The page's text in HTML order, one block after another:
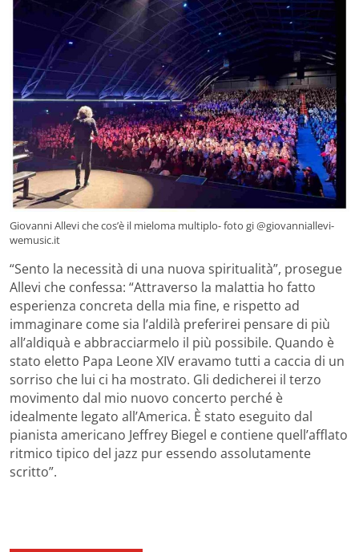
Giovanni Allevi che cos’è il mieloma multiplo- foto gi @giovanniallevi-
wemusic.it
“Sento la necessità di una nuova spiritualità”, prosegue
Allevi che confessa: “Attraverso la malattia ho fatto
esperienza concreta della mia fine, e rispetto ad
immaginare come sia l’aldilà preferirei pensare di più
all’aldiquà e abbracciarmelo il più possibile. Quando è
stato eletto Papa Leone XIV eravamo tutti a caccia di un
sorriso che lui ci ha mostrato. Gli dedicherei il terzo
movimento dal mio nuovo concerto perché è
idealmente legato all’America. È stato eseguito dal
pianista americano Jeffrey Biegel e contiene quell’afflato
ritmico tipico del jazz pur essendo assolutamente
scritto”.